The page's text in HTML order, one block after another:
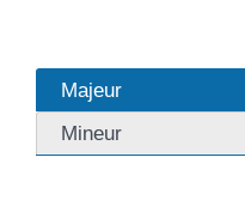
Majeur
Mineur